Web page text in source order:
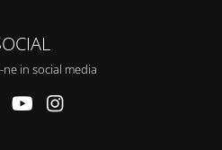
ne in social media